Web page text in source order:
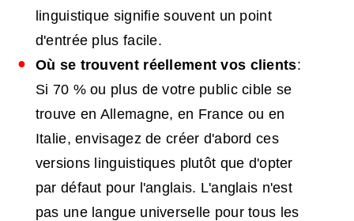
linguistique signifie souvent un point
d'entrée plus facile.
Où se trouvent réellement vos clients:
Si 70 % ou plus de votre public cible se
trouve en Allemagne, en France ou en
Italie, envisagez de créer d'abord ces
versions linguistiques plutôt que d'opter
par défaut pour l'anglais. L'anglais n'est
pas une langue universelle pour tous les